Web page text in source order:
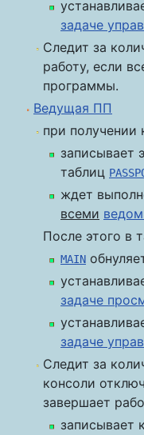
задаче
Следит за
работу, если
программы.
Ведущая ПП
при получении
записывает
таблиц
ждет
всеми
После этого в
MAIN
задаче
задаче
Следит за
консоли
завершает
записывает